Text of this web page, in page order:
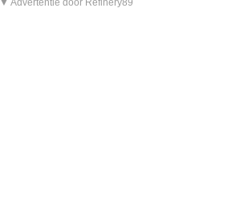
▼ Advertentie door Refinery89